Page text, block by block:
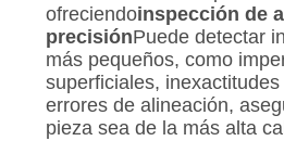
ofreciendoinspección de
precisiónPuede detectar
más pequeños, como
superficiales,
errores de alineación,
pieza sea de la más alta